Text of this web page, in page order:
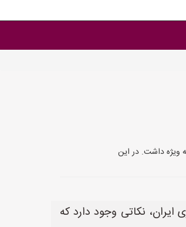
ویژه داشت. در این
نکاتی وجود دارد که